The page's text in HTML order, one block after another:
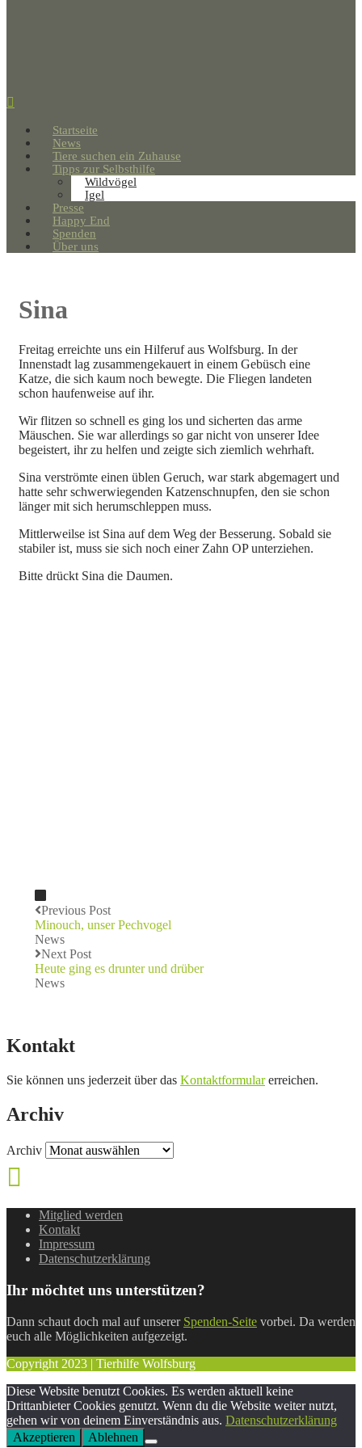
Startseite
News
Tiere suchen ein Zuhause
Tipps zur Selbsthilfe
Wildvögel
Igel
Presse
Happy End
Spenden
Über uns
Sina
Freitag erreichte uns ein Hilferuf aus Wolfsburg. In der
Innenstadt lag zusammengekauert in einem Gebüsch eine
Katze, die sich kaum noch bewegte. Die Fliegen landeten
schon haufenweise auf ihr.
Wir flitzen so schnell es ging los und sicherten das arme
Mäuschen. Sie war allerdings so gar nicht von unserer Idee
begeistert, ihr zu helfen und zeigte sich ziemlich wehrhaft.
Sina verströmte einen üblen Geruch, war stark abgemagert und
hatte sehr schwerwiegenden Katzenschnupfen, den sie schon
länger mit sich herumschleppen muss.
Mittlerweilse ist Sina auf dem Weg der Besserung. Sobald sie
stabiler ist, muss sie sich noch einer Zahn OP unterziehen.
Bitte drückt Sina die Daumen.
Previous Post
Minouch, unser Pechvogel
News
Next Post
Heute ging es drunter und drüber
News
Kontakt
Sie können uns jederzeit über das Kontaktformularerreichen.
Archiv
Archiv
Mitglied werden
Kontakt
Impressum
Datenschutzerklärung
Ihr möchtet uns unterstützen?
Dann schaut doch mal auf unserer Spenden-Seite vorbei. Da werden
euch alle Möglichkeiten aufgezeigt.
Copyright 2023 | Tierhilfe Wolfsburg
Diese Website benutzt Cookies. Es werden aktuell keine
Drittanbieter Cookies genutzt. Wenn du die Website weiter nutzt,
gehen wir von deinem Einverständnis aus. Datenschutzerklärung
Akzeptieren
Ablehnen